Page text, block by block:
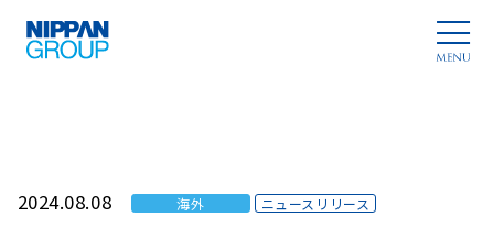
2024.08.08 海外 ニュースリリース